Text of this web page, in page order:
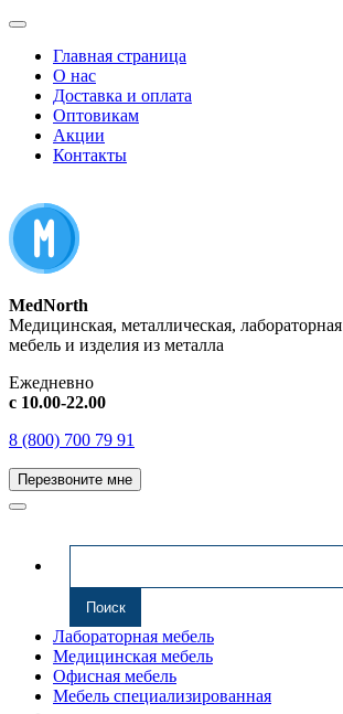
Главная страница
О нас
Доставка и оплата
Оптовикам
Акции
Контакты
MedNorth
Медицинская, металлическая, лабораторная
мебель и изделия из металла
Ежедневно
с 10.00-22.00
8 (800) 700 79 91
Перезвоните мне
Лабораторная мебель
Медицинская мебель
Офисная мебель
Мебель специализированная